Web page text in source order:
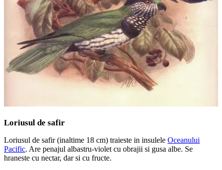
Loriusul de safir
Loriusul de safir (inaltime 18 cm) traieste in insulele Oceanului
Pacific. Are penajul albastru-violet cu obrajii si gusa albe. Se
hraneste cu nectar, dar si cu fructe.